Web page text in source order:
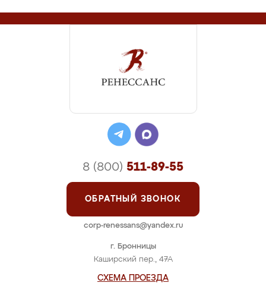
г. Бронницы
Каширский пер., 47А
СХЕМА ПРОЕЗДА
8 (800) 511-89-55
ОБРАТНЫЙ ЗВОНОК
corp-renessans@yandex.ru